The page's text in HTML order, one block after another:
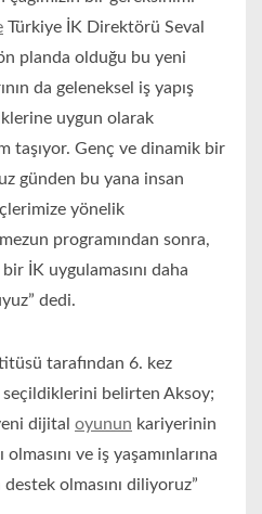
Türkiye İK Direktörü Seval
planda olduğu bu yeni
da geleneksel iş yapış
uygun olarak
taşıyor. Genç ve dinamik bir
günden bu yana insan
yönelik
programından sonra,
İK uygulamasını daha
dedi.
tarafından 6. kez
seçildiklerini belirten Aksoy;
dijital oyunun kariyerinin
ve iş yaşamınlarına
olmasını diliyoruz”